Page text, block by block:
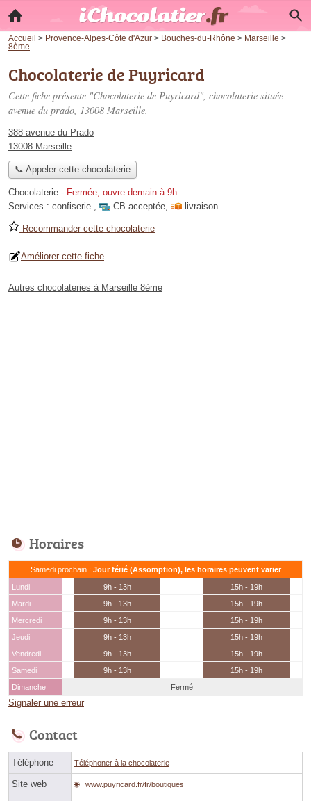
Accueil > Provence-Alpes-Côte d'Azur > Bouches-du-Rhône > Marseille >
8ème
Chocolaterie de Puyricard
Cette fiche présente "Chocolaterie de Puyricard", chocolaterie située
avenue du prado, 13008 Marseille.
388 avenue du Prado
13008 Marseille
📞 Appeler cette chocolaterie
Chocolaterie - Fermée, ouvre demain à 9h
Services : confiserie , CB acceptée, livraison
Recommander cette chocolaterie
Améliorer cette fiche
Autres chocolateries à Marseille 8ème
Horaires
Samedi prochain : Jour férié (Assomption), les horaires peuvent varier
Lundi 9h - 13h
15h - 19h
Mardi
9h - 13h
15h - 19h
Mercredi
9h - 13h
15h - 19h
Jeudi
9h - 13h
15h - 19h
Vendredi
9h - 13h
15h - 19h
Samedi
9h - 13h
15h - 19h
Dimanche
Fermé
Signaler une erreur
Contact
Téléphone Téléphoner à la chocolaterie
Site web www.puyricard.fr/fr/boutiques